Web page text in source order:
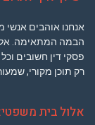
אנחנו אוהבים
הבמה המתאימה.
פסקי דין חשובים
רק תוכן מקורי,
אלול בית